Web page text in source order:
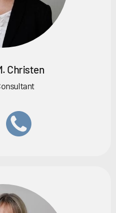
Christen